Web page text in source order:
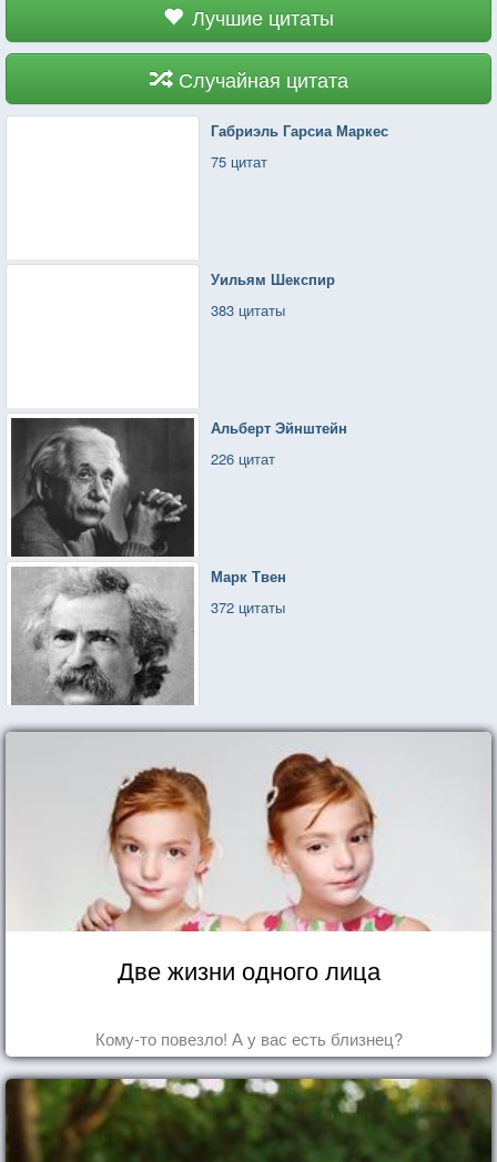
Лучшие цитаты
Случайная цитата
Габриэль Гарсиа Маркес
75 цитат
Уильям Шекспир
383 цитаты
Альберт Эйнштейн
226 цитат
Марк Твен
372 цитаты
Две жизни одного лица
Кому-то повезло! А у вас есть близнец?